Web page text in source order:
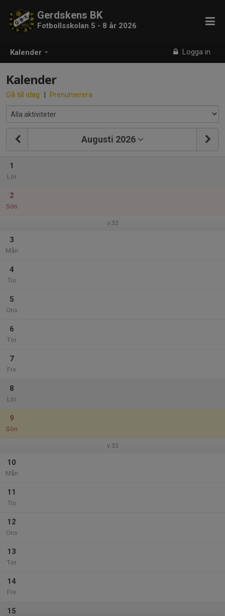
Kalender Logga in
Gerdskens BK
Fotbollsskolan 5 - 8 år 2026
Kalender
Gå till idag | Prenumerera
Augusti 2026
1
Lör
2
Sön
v.32
3
Mån
4
Tis
5
Ons
6
Tor
7
Fre
8
Lör
9
Sön
v.33
10
Mån
11
Tis
12
Ons
13
Tor
14
Fre
15